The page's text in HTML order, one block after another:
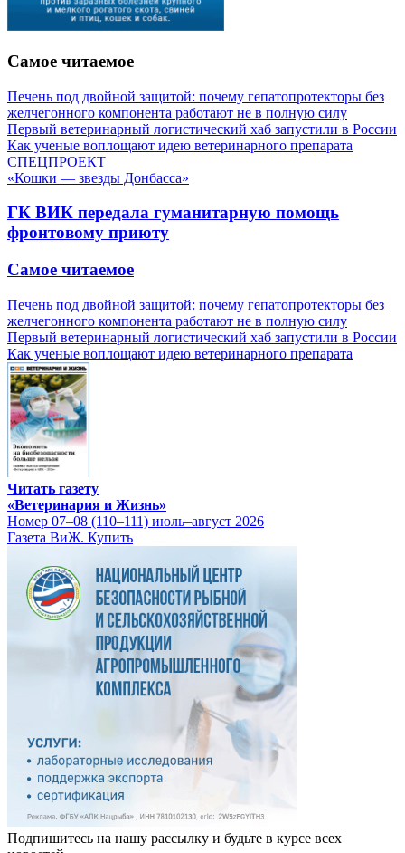
Самое читаемое
Печень под двойной защитой: почему гепатопротекторы без
желчегонного компонента работают не в полную силу
Первый ветеринарный логистический хаб запустили в России
Как ученые воплощают идею ветеринарного препарата
СПЕЦПРОЕКТ
«Кошки — звезды Донбасса»
ГК ВИК передала гуманитарную помощь
фронтовому приюту
Самое читаемое
Печень под двойной защитой: почему гепатопротекторы без
желчегонного компонента работают не в полную силу
Первый ветеринарный логистический хаб запустили в России
Как ученые воплощают идею ветеринарного препарата
Читать газету
«Ветеринария и Жизнь»
Номер 07–08 (110–111) июль–август 2026
Газета ВиЖ. Купить
Подпишитесь на нашу рассылку и будьте в курсе всех